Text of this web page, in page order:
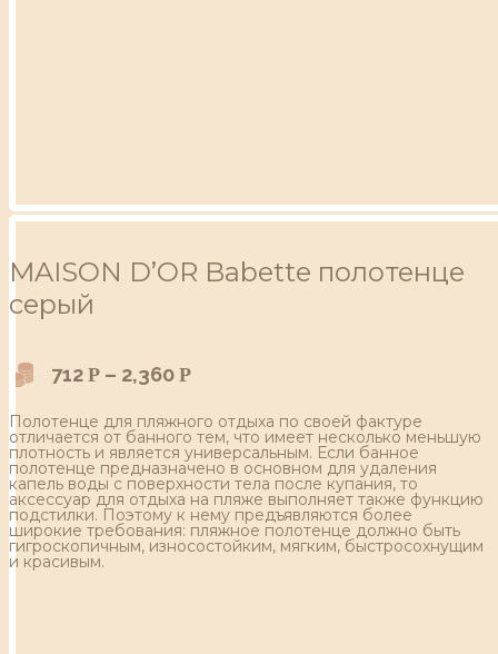
MAISON D’OR Babette полотенце
серый
712 Р – 2,360 Р
Полотенце для пляжного отдыха по своей фактуре
отличается от банного тем, что имеет несколько меньшую
плотность и является универсальным. Если банное
полотенце предназначено в основном для удаления
капель воды с поверхности тела после купания, то
аксессуар для отдыха на пляже выполняет также функцию
подстилки. Поэтому к нему предъявляются более
широкие требования: пляжное полотенце должно быть
гигроскопичным, износостойким, мягким, быстросохнущим
и красивым.